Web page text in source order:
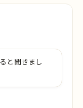
と聞きまし